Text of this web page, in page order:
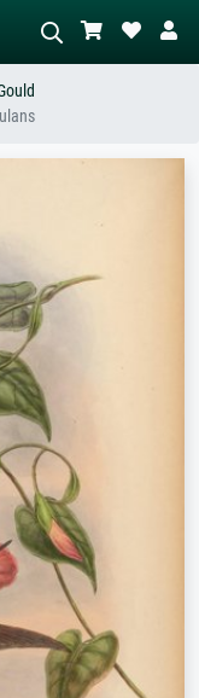
Stehender Akt neben einem